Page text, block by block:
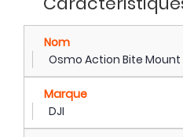
Nom
Osmo Action Bite Mount
Marque
DJI